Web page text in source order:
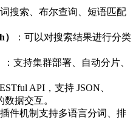
搜索、布尔查询、短语匹配
：可以对搜索结果进行分类
：支持集群部署、自动分片、
API，支持 JSON、
据交互。
插件机制支持多语言分词、排